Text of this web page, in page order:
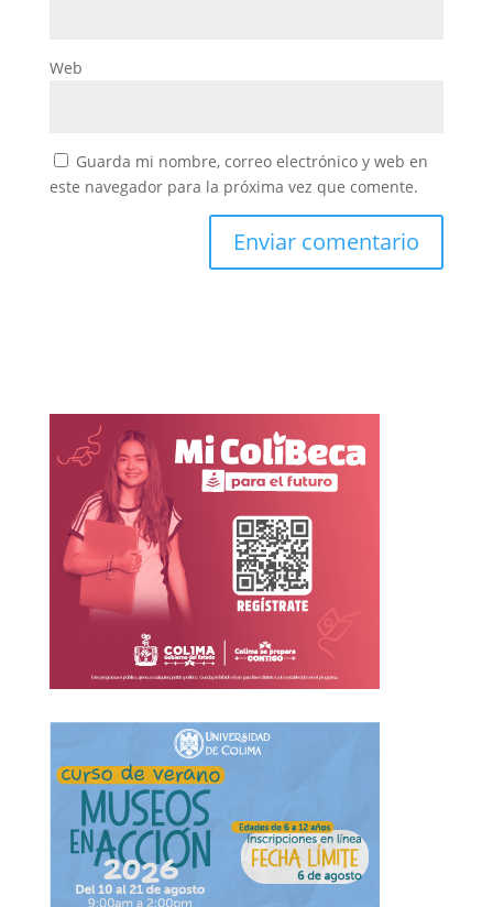
Web
Guarda mi nombre, correo electrónico y web en
este navegador para la próxima vez que comente.